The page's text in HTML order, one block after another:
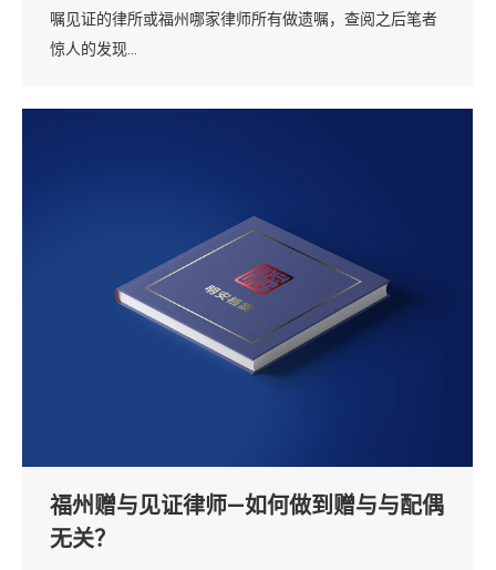
嘱见证的律所或福州哪家律师所有做遗嘱，查阅之后笔者
惊人的发现…
福州赠与见证律师—如何做到赠与与配偶
无关？